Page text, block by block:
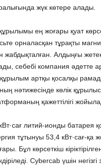
жүк көтере алады.
ең жоғары қуат
орналасқан тұрақты
жабдықталған. Алдыңғы
себебі компания әдетте
артқы қосалқы
нәтижесінде көлік
қажеттілігі
кВт·сағ литий-ионды
тұтынуы 53,4 кВт·сағ-
Бұл көрсеткіш
Cybercab үшін